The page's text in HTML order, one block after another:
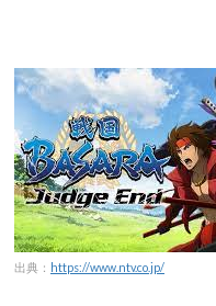
出典： https://www.ntv.co.jp/